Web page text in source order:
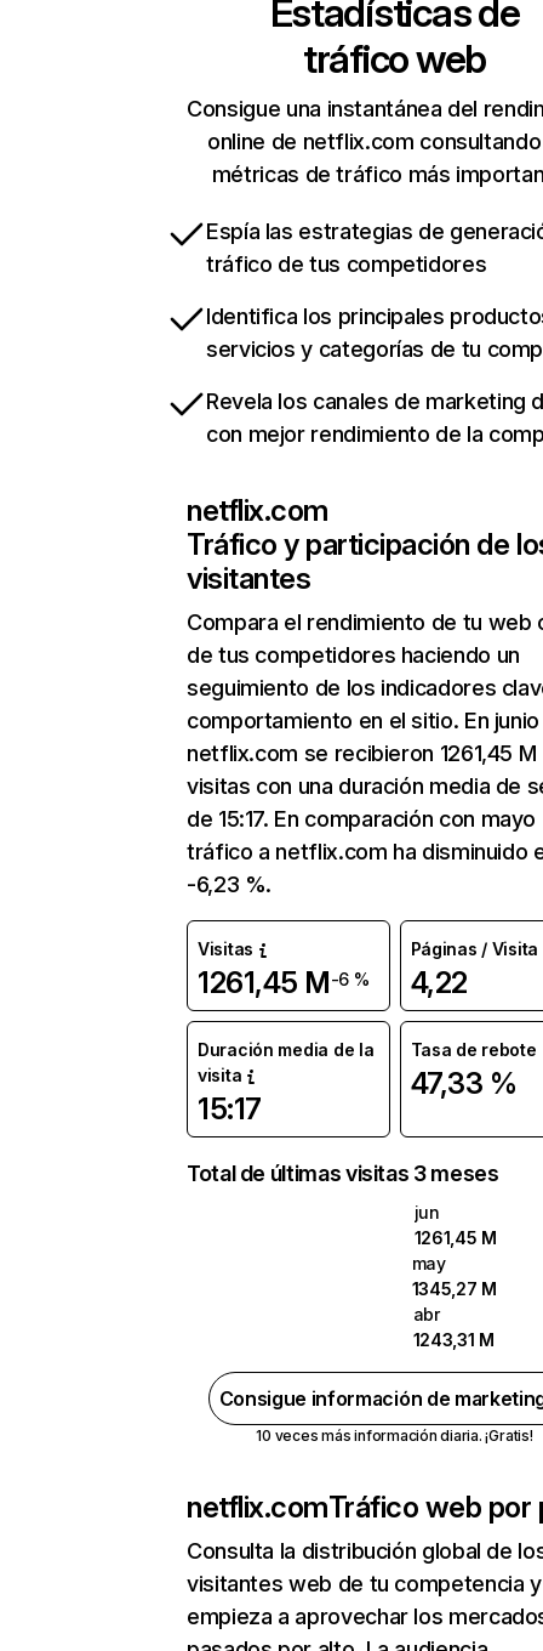
Estadísticas de
tráfico web
Consigue una instantánea del
online de netflix.com
métricas de tráfico más
Espía las estrategias de
tráfico de tus competidores
Identifica los principales
servicios y categorías de tu
Revela los canales de marketing
con mejor rendimiento de la
netflix.com
Tráfico y participación de
visitantes
Compara el rendimiento de tu web
de tus competidores haciendo un
seguimiento de los indicadores
comportamiento en el sitio. En junio
netflix.com se recibieron 1261,45 M
visitas con una duración media de
de 15:17. En comparación con mayo
tráfico a netflix.com ha disminuido
-6,23 %.
Visitas
1261,45 M-6 %
Páginas / Visita
4,22
Duración media de la
visita
15:17
Tasa de rebote
47,33 %
Total de últimas visitas 3 meses
jun
1261,45 M
may
1345,27 M
abr
1243,31 M
Consigue información de
10 veces más información diaria. ¡Gratis!
netflix.comTráfico web por
Consulta la distribución global de
visitantes web de tu competencia y
empieza a aprovechar los